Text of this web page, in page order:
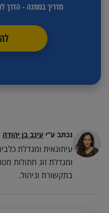
מדריך במתנה - הדרך
נכתב ע”י עינב בן יהודה
עיתונאית ומגדלת
ומגדלת זוג חתולות
בתקשורת וניהול.